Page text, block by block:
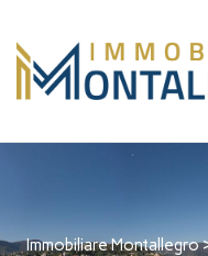
Immobiliare Montallegro